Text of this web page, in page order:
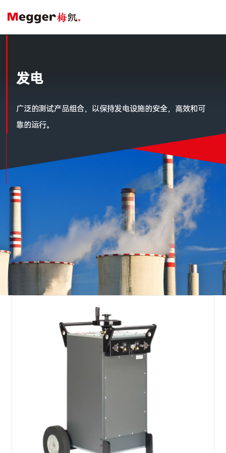
发电
广泛的测试产品组合，以保持发电设施的安全，高效和可
靠的运行。